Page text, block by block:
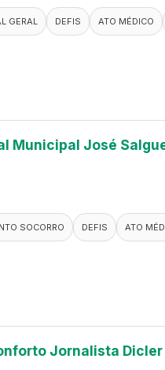
GERAL DEFIS ATO MÉDICO
Municipal José
SOCORRO DEFIS ATO
Jornalista Dicler